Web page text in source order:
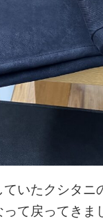
いたクシタニ
て戻ってきま